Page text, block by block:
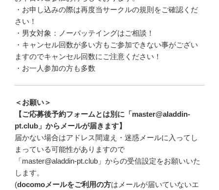
・お申し込みの際は再度当サークルの規則をご確認くだ
さい！
・男女対象：ノーバッテイングはご相談！
・キャンセル回数が多い方もご参加できない事がござい
ますのでキャンセル回数にご注意ください！
・お一人参加の方も多数
＜お願い＞
【ご応募後予約フォームとは別に「master@aladdin-
pt.club」からメールが届きます】
届かない場合はアドレス間違え・迷惑メールに入ってし
まっている可能性がありますので
「master@aladdin-pt.club」からの受信設定をお願いいた
します。
(docomoメールをご利用の方はメールが届いていないエ